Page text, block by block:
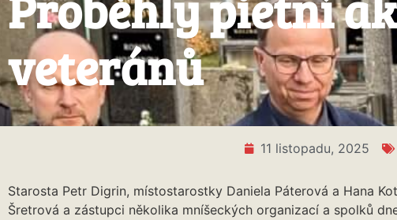
veteránů
11 listopadu, 2025
Starosta Petr Digrin, místostarostky Daniela Páterová a Hana
Šretrová a zástupci několika mníšeckých organizací a spolků